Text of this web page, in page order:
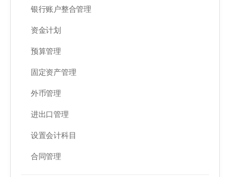
银行账户整合管理
资金计划
预算管理
固定资产管理
外币管理
进出口管理
设置会计科目
合同管理